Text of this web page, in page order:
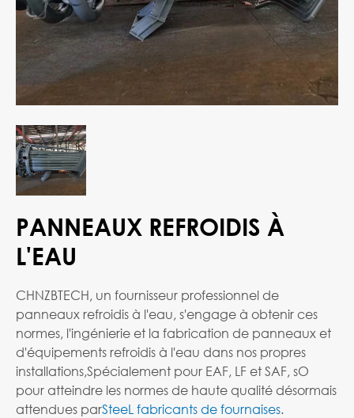
PANNEAUX REFROIDIS À
L'EAU
CHNZBTECH, un fournisseur professionnel de
panneaux refroidis à l'eau, s'engage à obtenir ces
normes, l'ingénierie et la fabrication de panneaux et
d'équipements refroidis à l'eau dans nos propres
installations,Spécialement pour EAF, LF et SAF, sO
pour atteindre les normes de haute qualité désormais
attendues parSteeL fabricants de fournaises.